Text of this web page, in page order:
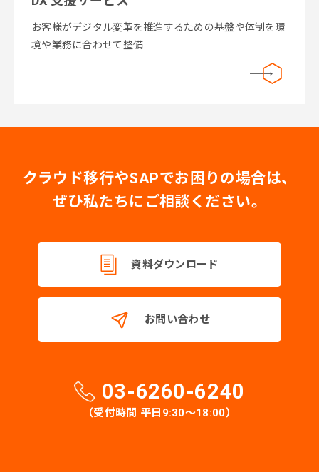
お客様がデジタル変革を推進するための基盤や体制を環
境や業務に合わせて整備
クラウド移行やSAPでお困りの場合は、
ぜひ私たちにご相談ください。
資料ダウンロード
お問い合わせ
03-6260-6240
（受付時間 平日9:30〜18:00）